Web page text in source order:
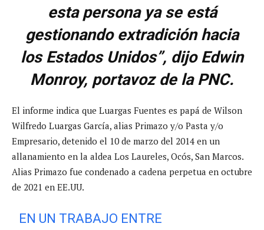
esta persona ya se está
gestionando extradición hacia
los Estados Unidos”, dijo Edwin
Monroy, portavoz de la PNC.
El informe indica que Luargas Fuentes es papá de Wilson
Wilfredo Luargas García, alias Primazo y/o Pasta y/o
Empresario, detenido el 10 de marzo del 2014 en un
allanamiento en la aldea Los Laureles, Ocós, San Marcos.
Alias Primazo fue condenado a cadena perpetua en octubre
de 2021 en EE.UU.
EN UN TRABAJO ENTRE